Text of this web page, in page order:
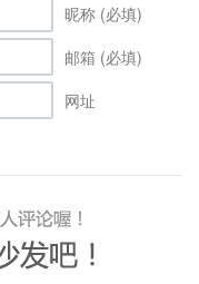
昵称 (必填)
邮箱 (必填)
网址